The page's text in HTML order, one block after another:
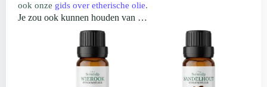
ook onze gids over etherische olie.
Je zou ook kunnen houden van …